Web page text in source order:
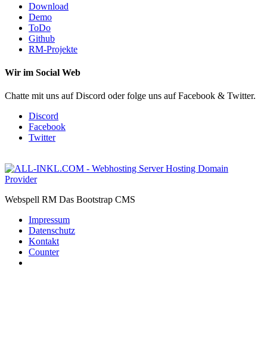
Download
Demo
ToDo
Github
RM-Projekte
Wir im Social Web
Chatte mit uns auf Discord oder folge uns auf Facebook & Twitter.
Discord
Facebook
Twitter
Webspell RM Das Bootstrap CMS
Impressum
Datenschutz
Kontakt
Counter